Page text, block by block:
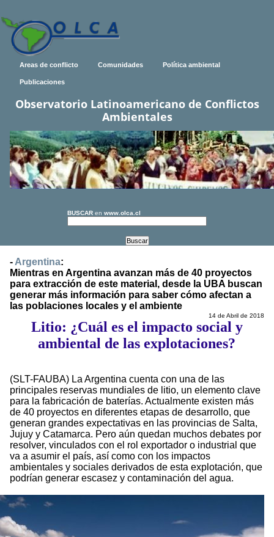
Areas de conflicto Comunidades Política ambiental
Publicaciones
Observatorio Latinoamericano de Conflictos
Ambientales
BUSCAR en www.olca.cl
- Argentina:
Mientras en Argentina avanzan más de 40 proyectos
para extracción de este material, desde la UBA buscan
generar más información para saber cómo afectan a
las poblaciones locales y el ambiente
14 de Abril de 2018
Litio: ¿Cuál es el impacto social y
ambiental de las explotaciones?
(SLT-FAUBA) La Argentina cuenta con una de las
principales reservas mundiales de litio, un elemento clave
para la fabricación de baterías. Actualmente existen más
de 40 proyectos en diferentes etapas de desarrollo, que
generan grandes expectativas en las provincias de Salta,
Jujuy y Catamarca. Pero aún quedan muchos debates por
resolver, vinculados con el rol exportador o industrial que
va a asumir el país, así como con los impactos
ambientales y sociales derivados de esta explotación, que
podrían generar escasez y contaminación del agua.